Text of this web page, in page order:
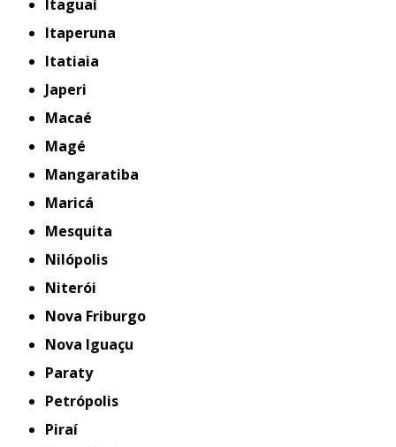
Itaguaí
Itaperuna
Itatiaia
Japeri
Macaé
Magé
Mangaratiba
Maricá
Mesquita
Nilópolis
Niterói
Nova Friburgo
Nova Iguaçu
Paraty
Petrópolis
Piraí